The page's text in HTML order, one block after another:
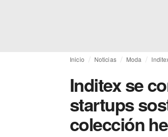
Inicio Noticias Moda
Inditex se
startups
colección